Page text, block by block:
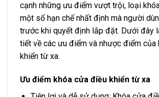
cạnh những ưu điểm vượt trội, loại
một số hạn chế nhất định mà người
trước khi quyết định lắp đặt. Dưới đây
tiết về các ưu điểm và nhược điểm của
khiển từ xa.
Ưu điểm khóa cửa điều khiển từ xa